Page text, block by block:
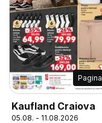
Pagina
Kaufland Craiova
05.08. - 11.08.2026